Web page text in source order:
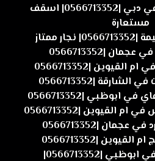
تركيب فورسيلنج في دبي |0566713352| اسقف
مستعارة
ممتاز
|0566713352
|0566713352
|0566713352
ابوظبي |0566713352
القيوين |0566713352
|0566713352
|0566713352
|0566713352|